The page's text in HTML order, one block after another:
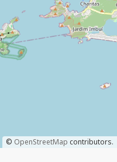
© OpenStreetMap contributors.